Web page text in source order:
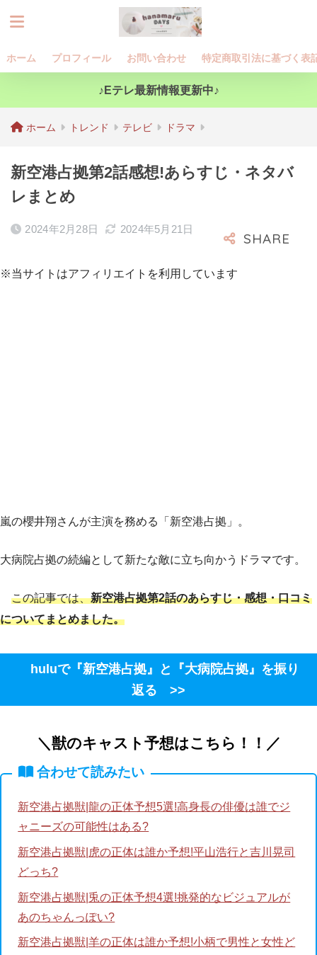
ホーム プロフィール お問い合わせ 特定商取引法に基づく表
♪Eテレ最新情報更新中♪
ホーム トレンド テレビ ドラマ
新空港占拠第2話感想!あらすじ・ネタバ
レまとめ
2024年2月28日 2024年5月21日
※当サイトはアフィリエイトを利用しています
嵐の櫻井翔さんが主演を務める「新空港占拠」。
大病院占拠の続編として新たな敵に立ち向かうドラマです。
この記事では、新空港占拠第2話のあらすじ・感想・口コミ
についてまとめました。
huluで『新空港占拠』と『大病院占拠』を振り
返る >>
＼獣のキャスト予想はこちら！！／
合わせて読みたい
新空港占拠獣|龍の正体予想5選!高身長の俳優は誰でジ
ャニーズの可能性はある?
新空港占拠獣|虎の正体は誰か予想!平山浩行と吉川晃司
どっち?
新空港占拠獣|兎の正体予想4選!挑発的なビジュアルが
あのちゃんっぽい?
新空港占拠獣|羊の正体は誰か予想!小柄で男性と女性ど